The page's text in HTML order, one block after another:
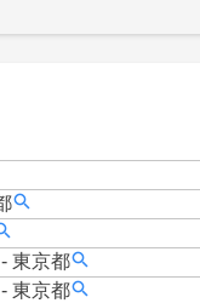
- 東京都
- 東京都